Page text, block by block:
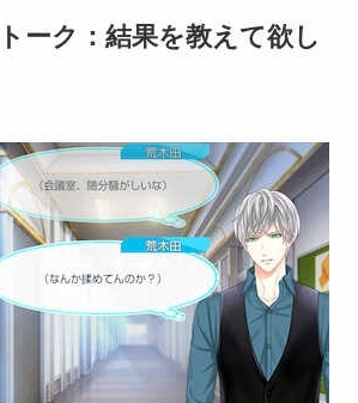
ーク：結果を教えて欲し